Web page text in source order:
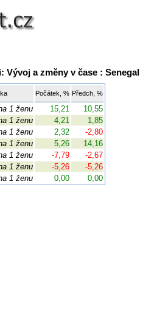
Vývoj a změny v čase : Senegal
Počátek, % Předch, %
1 ženu 15,21
10,55
1 ženu 4,21
1,85
1 ženu 2,32
-2,80
1 ženu 5,26
14,16
1 ženu -7,79
-2,67
1 ženu -5,26
-5,26
1 ženu 0,00 0,00